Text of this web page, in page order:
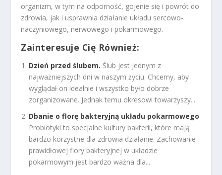
organizm, w tym na odporność, gojenie się i powrót do
zdrowia, jak i usprawnia działanie układu sercowo-
naczyniowego, nerwowego i pokarmowego.
Zainteresuje Cię Również:
Dzień przed ślubem. Ślub jest jednym z
najważniejszych dni w naszym życiu. Chcemy, aby
wyglądał on idealnie i wszystko było dobrze
zorganizowane. Jednak temu okresowi towarzyszy...
Dbanie o florę bakteryjną układu pokarmowego
Probiotyki to specjalne kultury bakterii, które mają
bardzo korzystne dla zdrowia działanie. Zachowanie
prawidłowej flory bakteryjnej w układzie
pokarmowym jest bardzo ważna dla...